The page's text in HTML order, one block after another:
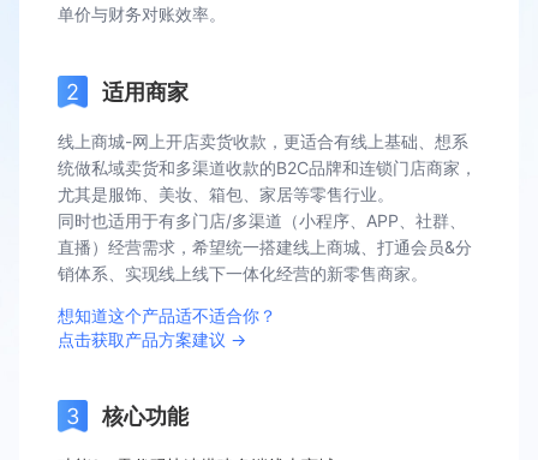
单价与财务对账效率。
适用商家
线上商城-网上开店卖货收款，更适合有线上基础、想系
统做私域卖货和多渠道收款的B2C品牌和连锁门店商家，
尤其是服饰、美妆、箱包、家居等零售行业。
同时也适用于有多门店/多渠道（小程序、APP、社群、
直播）经营需求，希望统一搭建线上商城、打通会员&分
销体系、实现线上线下一体化经营的新零售商家。
想知道这个产品适不适合你？
点击获取产品方案建议 →
核心功能